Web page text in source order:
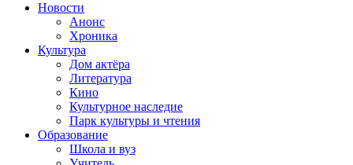
Новости
Анонс
Хроника
Культура
Дом актёра
Литература
Кино
Культурное наследие
Парк культуры и чтения
Образование
Школа и вуз